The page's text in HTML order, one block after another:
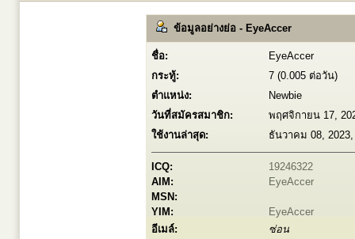
ข้อมูลอย่างย่อ - EyeAccer
ชื่อ:
EyeAccer
กระทู้:
7 (0.005 ต่อวัน)
ตำแหน่ง:
Newbie
วันที่สมัครสมาชิก:
พฤศจิกายน 17,
ใช้งานล่าสุด:
ธันวาคม 08,
ICQ:
19246322
AIM:
EyeAccer
MSN:
YIM:
EyeAccer
อีเมล์:
ซ่อน